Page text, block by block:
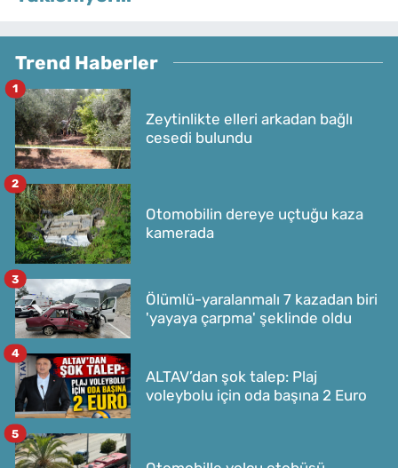
Trend Haberler
Zeytinlikte elleri arkadan bağlı
cesedi bulundu
1
Otomobilin dereye uçtuğu kaza
kamerada
2
Ölümlü-yaralanmalı 7 kazadan biri
'yayaya çarpma' şeklinde oldu
3
ALTAV’dan şok talep: Plaj
voleybolu için oda başına 2 Euro
4
5